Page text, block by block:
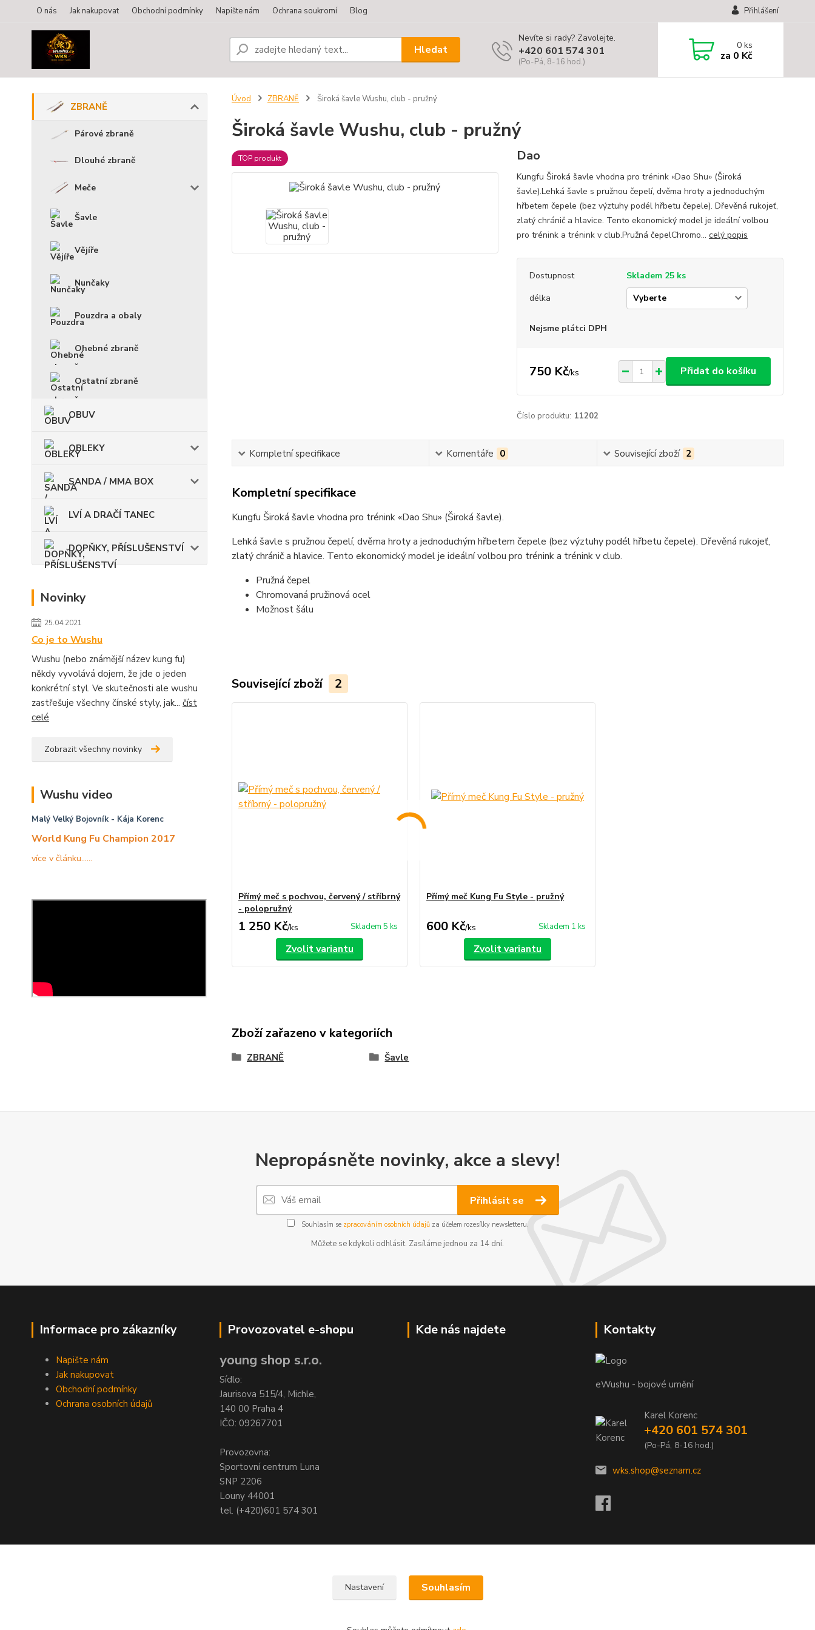
O nás Jak nakupovat Obchodní podmínky Napište nám Ochrana soukromí Blog Přihlášení
Hledat
Nevíte si rady? Zavolejte.
+420 601 574 301
(Po-Pá, 8-16 hod.)
0ks
za 0 Kč
ZBRANĚ
Párové zbraně
Dlouhé zbraně
Meče
Šavle
Vějíře
Nunčaky
Pouzdra a obaly
Ohebné zbraně
Ostatní zbraně
OBUV
OBLEKY
SANDA / MMA BOX
LVÍ A DRAČÍ TANEC
DOPŇKY, PŘÍSLUŠENSTVÍ
Novinky
25.04.2021
Co je to Wushu
Wushu (nebo známější název kung fu)
někdy vyvolává dojem, že jde o jeden
konkrétní styl. Ve skutečnosti ale wushu
zastřešuje všechny čínské styly, jak... číst
celé
Zobrazit všechny novinky
Wushu video
Malý Velký Bojovník- Kája Korenc
World Kung Fu Champion 2017
více v článku......
Úvod ZBRANĚ Široká šavle Wushu, club - pružný
Široká šavle Wushu, club - pružný
TOP produkt Dao
Kungfu Široká šavle vhodna pro trénink «Dao Shu» (Široká
šavle).Lehká šavle s pružnou čepelí, dvěma hroty a jednoduchým
hřbetem čepele (bez výztuhy podél hřbetu čepele). Dřevěná rukojeť,
zlatý chránič a hlavice. Tento ekonomický model je ideální volbou
pro trénink a trénink v club.Pružná čepelChromo... celý popis
Dostupnost
Skladem 25 ks
délka
Nejsme plátci DPH
750 Kč/ks Přidat do košíku
Číslo produktu: 11202
Kompletní specifikace Komentáře 0 Související zboží 2
Kompletní specifikace
Kungfu Široká šavle vhodna pro trénink «Dao Shu» (Široká šavle).
Lehká šavle s pružnou čepelí, dvěma hroty a jednoduchým hřbetem čepele (bez výztuhy podél hřbetu čepele). Dřevěná rukojeť,
zlatý chránič a hlavice. Tento ekonomický model je ideální volbou pro trénink a trénink v club.
Pružná čepel
Chromovaná pružinová ocel
Možnost šálu
Související zboží 2
Přímý meč s pochvou, červený / stříbrný
- polopružný
1 250 Kč/ks Skladem 5 ks
Zvolit variantu
Přímý meč Kung Fu Style - pružný
600 Kč/ks Skladem 1 ks
Zvolit variantu
Zboží zařazeno v kategoriích
ZBRANĚ Šavle
Nepropásněte novinky, akce a slevy!
Přihlásit se
Souhlasím se zpracováním osobních údajůza účelem rozesílky newsletteru.
Můžete se kdykoli odhlásit. Zasíláme jednou za 14 dní.
Informace pro zákazníky
Napište nám
Jak nakupovat
Obchodní podmínky
Ochrana osobních údajů
Provozovatel e-shopu
young shop s.r.o.
Sídlo:
Jaurisova 515/4, Michle,
140 00 Praha 4
IČO: 09267701
Provozovna:
Sportovní centrum Luna
SNP 2206
Louny 44001
tel. (+420)601 574 301
Kde nás najdete Kontakty
eWushu - bojové umění
Karel Korenc
+420 601 574 301
(Po-Pá, 8-16 hod.)
wks.shop@seznam.cz
Nastavení Souhlasím